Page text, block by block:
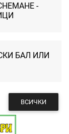
-
БАЛ ИЛИ
ВСИЧКИ